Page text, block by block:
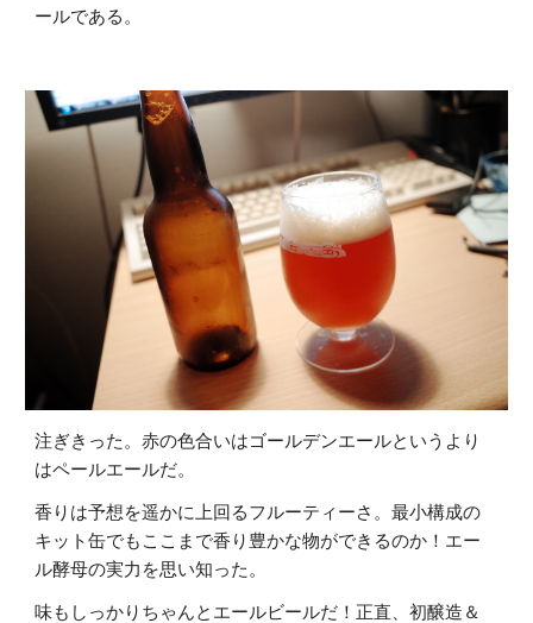
ールである。
注ぎきった。赤の色合いはゴールデンエールというより
はペールエールだ。
香りは予想を遥かに上回るフルーティーさ。最小構成の
キット缶でもここまで香り豊かな物ができるのか！エー
ル酵母の実力を思い知った。
味もしっかりちゃんとエールビールだ！正直、初醸造＆